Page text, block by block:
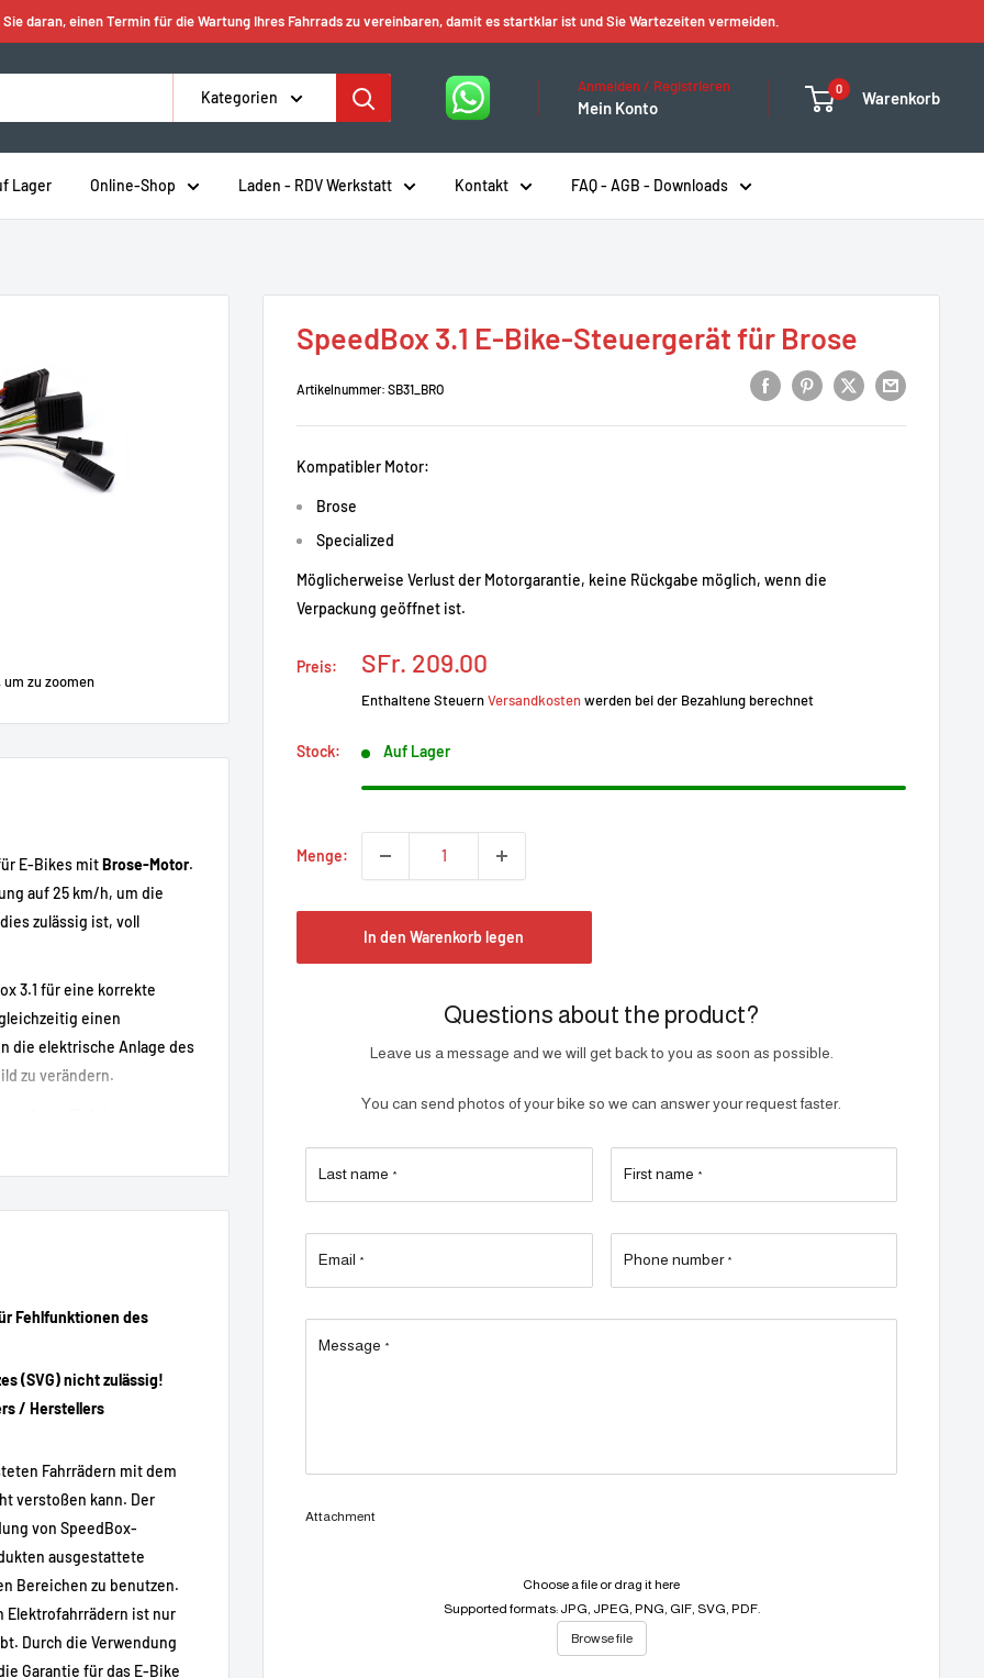
daran, einen Termin für die Wartung Ihres Fahrrads zu vereinbaren, damit es startklar ist und Sie Wartezeiten vermeiden.
Kategorien
Anmelden / Registrieren
Mein Konto
0 Warenkorb
Lager Online-Shop Laden - RDV Werkstatt Kontakt FAQ - AGB - Downloads
um zu zoomen
SpeedBox 3.1 E-Bike-Steuergerät für Brose
Artikelnummer: SB31_BRO
Kompatibler Motor:
Brose
Specialized
Möglicherweise Verlust der Motorgarantie, keine Rückgabe möglich, wenn die
Verpackung geöffnet ist.
Preis:
Prix
SFr. 209.00
Enthaltene SteuernVersandkostenwerden bei der Bezahlung berechnet
Stock: Auf Lager
Menge:
In den Warenkorb legen
Questions about the product?
Leave us a message and we will get back to you as soon as possible.
You can send photos of your bike so we can answer your request faster.
Last name * First name *
Email * Phone number *
Message *
Attachment
Choose a file or drag it here
Supported formats: JPG, JPEG, PNG, GIF, SVG, PDF.
Browse file
E-Bikes mitBrose-Motor.
auf 25 km/h, um die
zulässig ist, voll
3.1 für eine korrekte
einen
die elektrische Anlage des
zu verändern.
hFehlfunktionen des
(SVG) nicht zulässig!
/ Herstellers
Fahrrädern mit dem
verstoßen kann. Der
von SpeedBox-
ausgestattete
Bereichen zu benutzen.
Elektrofahrrädern ist nur
Durch die Verwendung
Garantie für das E-Bike